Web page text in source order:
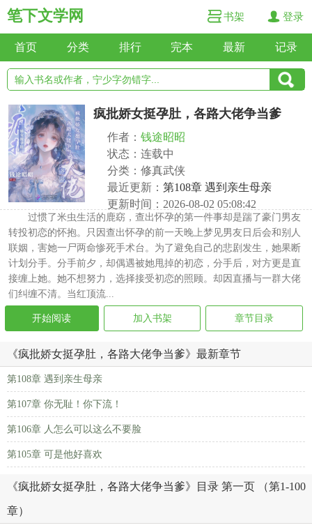
笔下文学网 书架 登录
首页 分类 排行 完本 最新 记录
疯批娇女挺孕肚，各路大佬争当爹
作者： 钱途昭昭
状态：连载中
分类：修真武侠
最近更新： 第108章 遇到亲生母亲
更新时间：2026-08-02 05:08:42
过惯了米虫生活的鹿窈，查出怀孕的第一件事却是踹了豪门男友
转投初恋的怀抱。只因查出怀孕的前一天晚上梦见男友日后会和别人
联姻，害她一尸两命惨死手术台。为了避免自己的悲剧发生，她果断
计划分手。分手前夕，却偶遇被她甩掉的初恋，分手后，对方更是直
接缠上她。她不想努力，选择接受初恋的照顾。却因直播与一群大佬
们纠缠不清。当红顶流...
开始阅读 加入书架 章节目录
《疯批娇女挺孕肚，各路大佬争当爹》最新章节
第108章 遇到亲生母亲
第107章 你无耻！你下流！
第106章 人怎么可以这么不要脸
第105章 可是他好喜欢
《疯批娇女挺孕肚，各路大佬争当爹》目录 第一页 （第1-100
章）